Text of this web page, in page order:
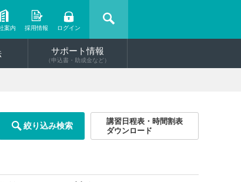
案内 採用情報 ログイン
サポート情報
（申込書・助成金など）
絞り込み検索
講習日程表・時間割表
ダウンロード